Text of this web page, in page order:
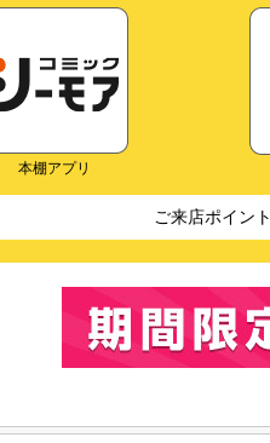
本棚アプリ
ご来店ポイント